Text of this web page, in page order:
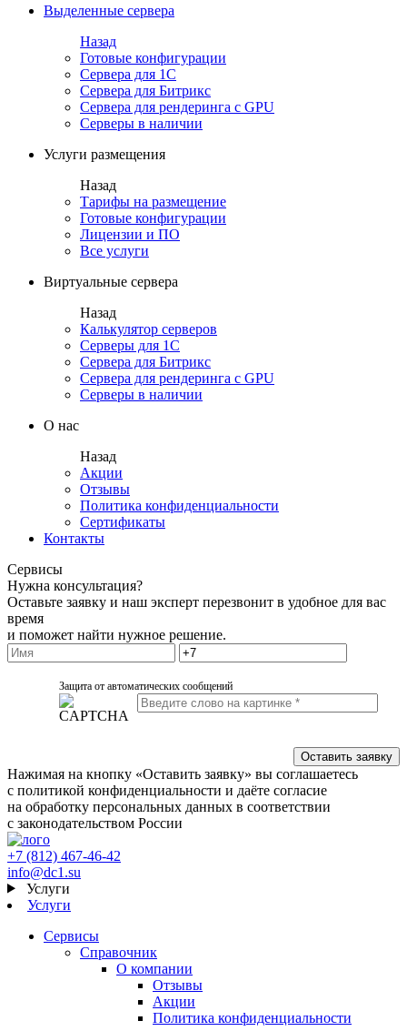
Выделенные сервера
Назад
Готовые конфигурации
Сервера для 1С
Сервера для Битрикс
Сервера для рендеринга с GPU
Серверы в наличии
Услуги размещения
Назад
Тарифы на размещение
Готовые конфигурации
Лицензии и ПО
Все услуги
Виртуальные сервера
Назад
Калькулятор серверов
Серверы для 1С
Сервера для Битрикс
Сервера для рендеринга с GPU
Серверы в наличии
О нас
Назад
Акции
Отзывы
Политика конфиденциальности
Сертификаты
Контакты
Сервисы
Нужна консультация?
Оставьте заявку и наш эксперт перезвонит в удобное для вас
время
и поможет найти нужное решение.
Защита от автоматических сообщений
Нажимая на кнопку «Оставить заявку» вы соглашаетесь
с политикой конфиденциальности и даёте согласие
на обработку персональных данных в соответствии
с законодательством России
+7 (812) 467-46-42
info@dc1.su
Услуги
Услуги
Сервисы
Справочник
О компании
Отзывы
Акции
Политика конфиденциальности